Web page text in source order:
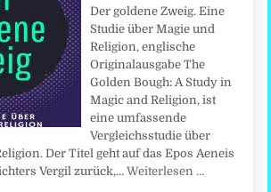
Der goldene Zweig. Eine
Studie über Magie und
Religion, englische
Originalausgabe The
Golden Bough: A Study in
Magic and Religion, ist
eine umfassende
Vergleichsstudie über
Der Titel geht auf das Epos Aeneis
Vergil zurück,…Weiterlesen …